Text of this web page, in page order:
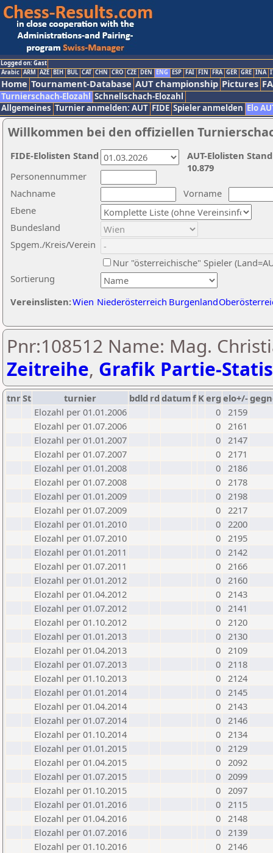
Logged on: Gast
Arabic ARM AZE BIH BUL CAT CHN CRO CZE DEN ENG ESP FAI FIN FRA GER GRE INA
Home Tournament-Database AUT championship Pictures
Turnierschach-Elozahl Schnellschach-Elozahl
Allgemeines Turnier anmelden: AUT FIDE Spieler anmelden Elo
Willkommen bei den offiziellen
Nachname
Vorname
Ebene
Sortierung
Personennummer
Bundesland
Spgem./Kreis/Verein
Nur "österreichische" Spieler
Vereinslisten:Wien Niederösterreich Burgenland
AUT-Elolisten
10.879
FIDE-Elolisten Stand
Pnr:108512 Name: Mag.
Zeitreihe, Grafik Partie-
tnrSt turnier bdld rd datumf Kerg elo+/-
Elozahl per 01.01.2006
0 2159
Elozahl per 01.07.2006
0 2161
Elozahl per 01.01.2007
0 2147
Elozahl per 01.07.2007
0 2171
Elozahl per 01.01.2008
0 2186
Elozahl per 01.07.2008
0 2178
Elozahl per 01.01.2009
0 2198
Elozahl per 01.07.2009
0 2217
Elozahl per 01.01.2010
0 2200
Elozahl per 01.07.2010
0 2195
Elozahl per 01.01.2011
0 2142
Elozahl per 01.07.2011
0 2166
Elozahl per 01.01.2012
0 2160
Elozahl per 01.04.2012
0 2143
Elozahl per 01.07.2012
0 2141
Elozahl per 01.10.2012
0 2120
Elozahl per 01.01.2013
0 2130
Elozahl per 01.04.2013
0 2109
Elozahl per 01.07.2013
0 2118
Elozahl per 01.10.2013
0 2124
Elozahl per 01.01.2014
0 2145
Elozahl per 01.04.2014
0 2143
Elozahl per 01.07.2014
0 2146
Elozahl per 01.10.2014
0 2134
Elozahl per 01.01.2015
0 2129
Elozahl per 01.04.2015
0 2092
Elozahl per 01.07.2015
0 2099
Elozahl per 01.10.2015
0 2097
Elozahl per 01.01.2016
0 2115
Elozahl per 01.04.2016
0 2148
Elozahl per 01.07.2016
0 2139
Elozahl per 01.10.2016
0 2146